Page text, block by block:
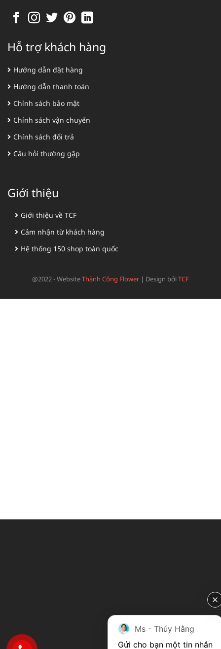
Hỗ trợ khách hàng
Hướng dẫn đặt hàng
Hướng dẫn thanh toán
Chính sách bảo mật
Chính sách vận chuyển
Chính sách đổi trả
Câu hỏi thường gặp
Giới thiệu
Giới thiệu về TCF
Cảm nhận từ khách hàng
Hệ thống 150 shop toàn quốc
@2022 - WebsiteThành Công Flower | Design bởiTCF
Ms - Thúy Hằng
Gửi cho bạn một tin nhắn